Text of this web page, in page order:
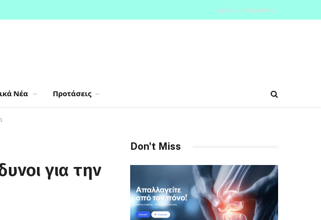
Κυριακή, 9 Αυγούστου
Νέα Προτάσεις
για την
Don't Miss